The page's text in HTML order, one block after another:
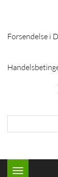
Forsendelse i
Toggle